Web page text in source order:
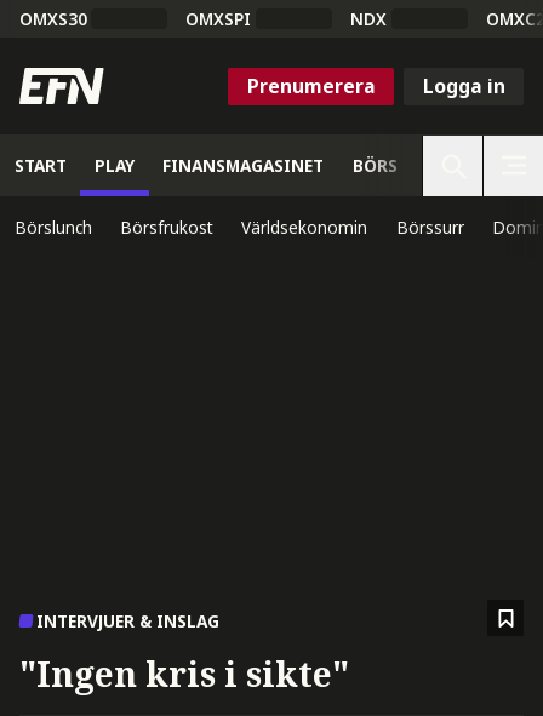
OMXS30 OMXSPI NDX
Prenumerera Logga in
START PLAY FINANSMAGASINET BÖRS
Börslunch Börsfrukost Världsekonomin Börssurr
INTERVJUER & INSLAG
"Ingen kris i sikte"